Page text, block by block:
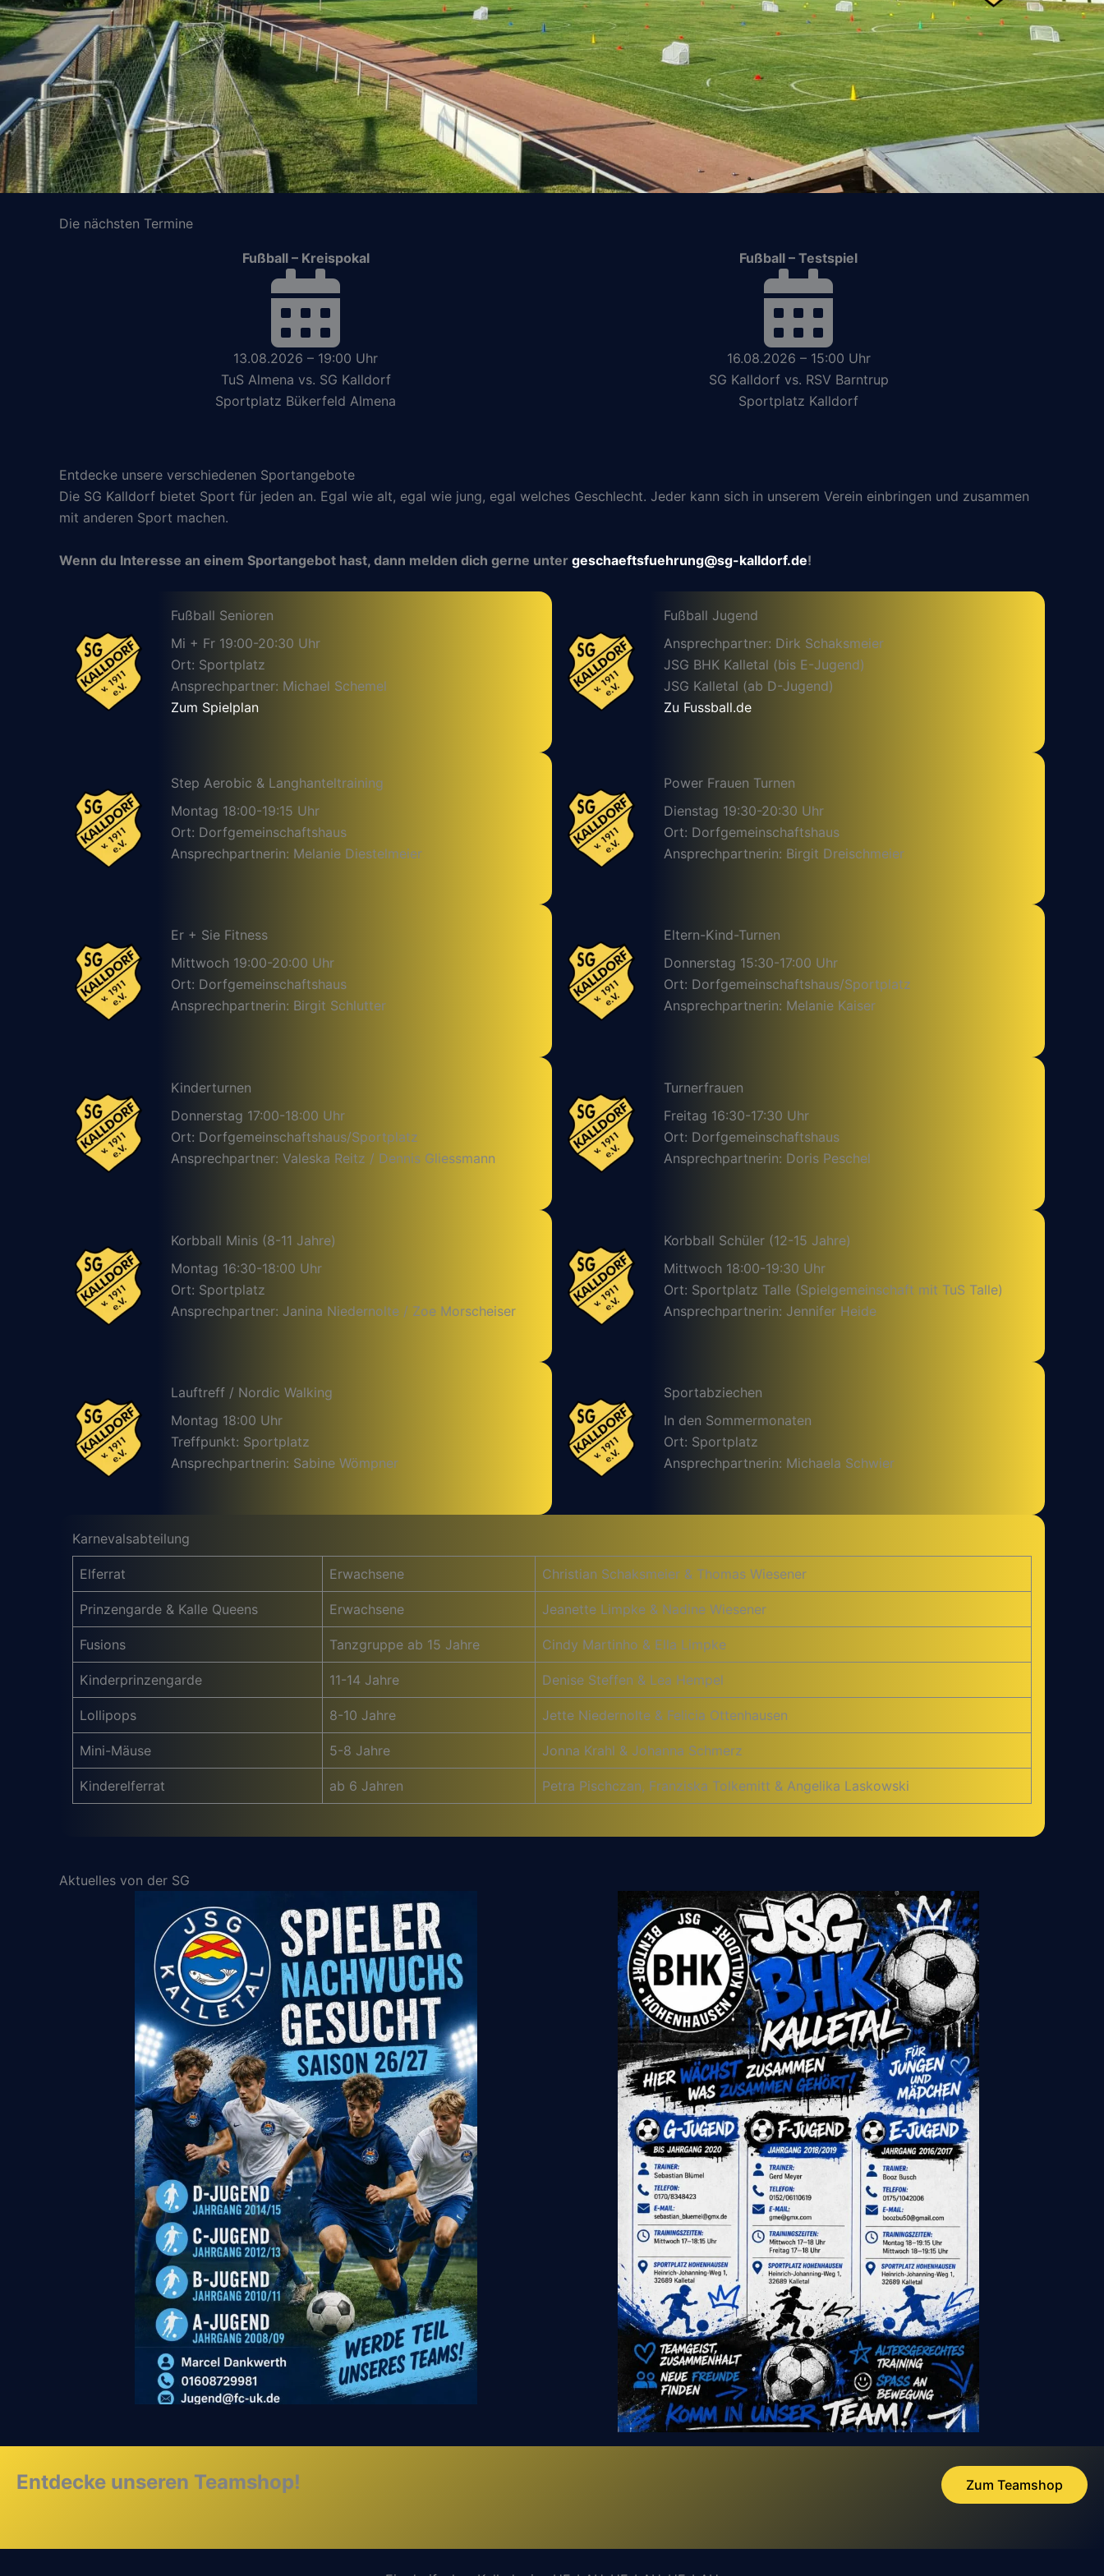
Die nächsten Termine
Fußball – Kreispokal
13.08.2026 – 19:00 Uhr
TuS Almena vs. SG Kalldorf
Sportplatz Bükerfeld Almena
Fußball – Testspiel
16.08.2026 – 15:00 Uhr
SG Kalldorf vs. RSV Barntrup
Sportplatz Kalldorf
Entdecke unsere verschiedenen Sportangebote
Die SG Kalldorf bietet Sport für jeden an. Egal wie alt, egal wie jung, egal welches Geschlecht. Jeder kann sich in unserem Verein einbringen und zusammen
mit anderen Sport machen.
Wenn du Interesse an einem Sportangebot hast, dann melden dich gerne unter geschaeftsfuehrung@sg-kalldorf.de!
Fußball Senioren
Mi + Fr 19:00-20:30 Uhr
Ort: Sportplatz
Ansprechpartner: Michael Schemel
Zum Spielplan
Fußball Jugend
Ansprechpartner: Dirk Schaksmeier
JSG BHK Kalletal (bis E-Jugend)
JSG Kalletal (ab D-Jugend)
Zu Fussball.de
Step Aerobic & Langhanteltraining
Montag 18:00-19:15 Uhr
Ort: Dorfgemeinschaftshaus
Ansprechpartnerin: Melanie Diestelmeier
Power Frauen Turnen
Dienstag 19:30-20:30 Uhr
Ort: Dorfgemeinschaftshaus
Ansprechpartnerin: Birgit Dreischmeier
Er + Sie Fitness
Mittwoch 19:00-20:00 Uhr
Ort: Dorfgemeinschaftshaus
Ansprechpartnerin: Birgit Schlutter
Eltern-Kind-Turnen
Donnerstag 15:30-17:00 Uhr
Ort: Dorfgemeinschaftshaus/Sportplatz
Ansprechpartnerin: Melanie Kaiser
Kinderturnen
Donnerstag 17:00-18:00 Uhr
Ort: Dorfgemeinschaftshaus/Sportplatz
Ansprechpartner: Valeska Reitz / Dennis Gliessmann
Turnerfrauen
Freitag 16:30-17:30 Uhr
Ort: Dorfgemeinschaftshaus
Ansprechpartnerin: Doris Peschel
Korbball Minis (8-11 Jahre)
Montag 16:30-18:00 Uhr
Ort: Sportplatz
Ansprechpartner: Janina Niedernolte / Zoe Morscheiser
Korbball Schüler (12-15 Jahre)
Mittwoch 18:00-19:30 Uhr
Ort: Sportplatz Talle (Spielgemeinschaft mit TuS Talle)
Ansprechpartnerin: Jennifer Heide
Lauftreff / Nordic Walking
Montag 18:00 Uhr
Treffpunkt: Sportplatz
Ansprechpartnerin: Sabine Wömpner
Sportabziechen
In den Sommermonaten
Ort: Sportplatz
Ansprechpartnerin: Michaela Schwier
Karnevalsabteilung
Elferrat Erwachsene Christian Schaksmeier & Thomas Wiesener
Prinzengarde & Kalle Queens Erwachsene Jeanette Limpke & Nadine Wiesener
Fusions Tanzgruppe ab 15 Jahre Cindy Martinho & Ella Limpke
Kinderprinzengarde 11-14 Jahre Denise Steffen & Lea Hempel
Lollipops 8-10 Jahre Jette Niedernolte & Felicia Ottenhausen
Mini-Mäuse 5-8 Jahre Jonna Krahl & Johanna Schmerz
Kinderelferrat ab 6 Jahren Petra Pischczan, Franziska Tolkemitt & Angelika Laskowski
Aktuelles von der SG
Entdecke unseren Teamshop! Zum Teamshop